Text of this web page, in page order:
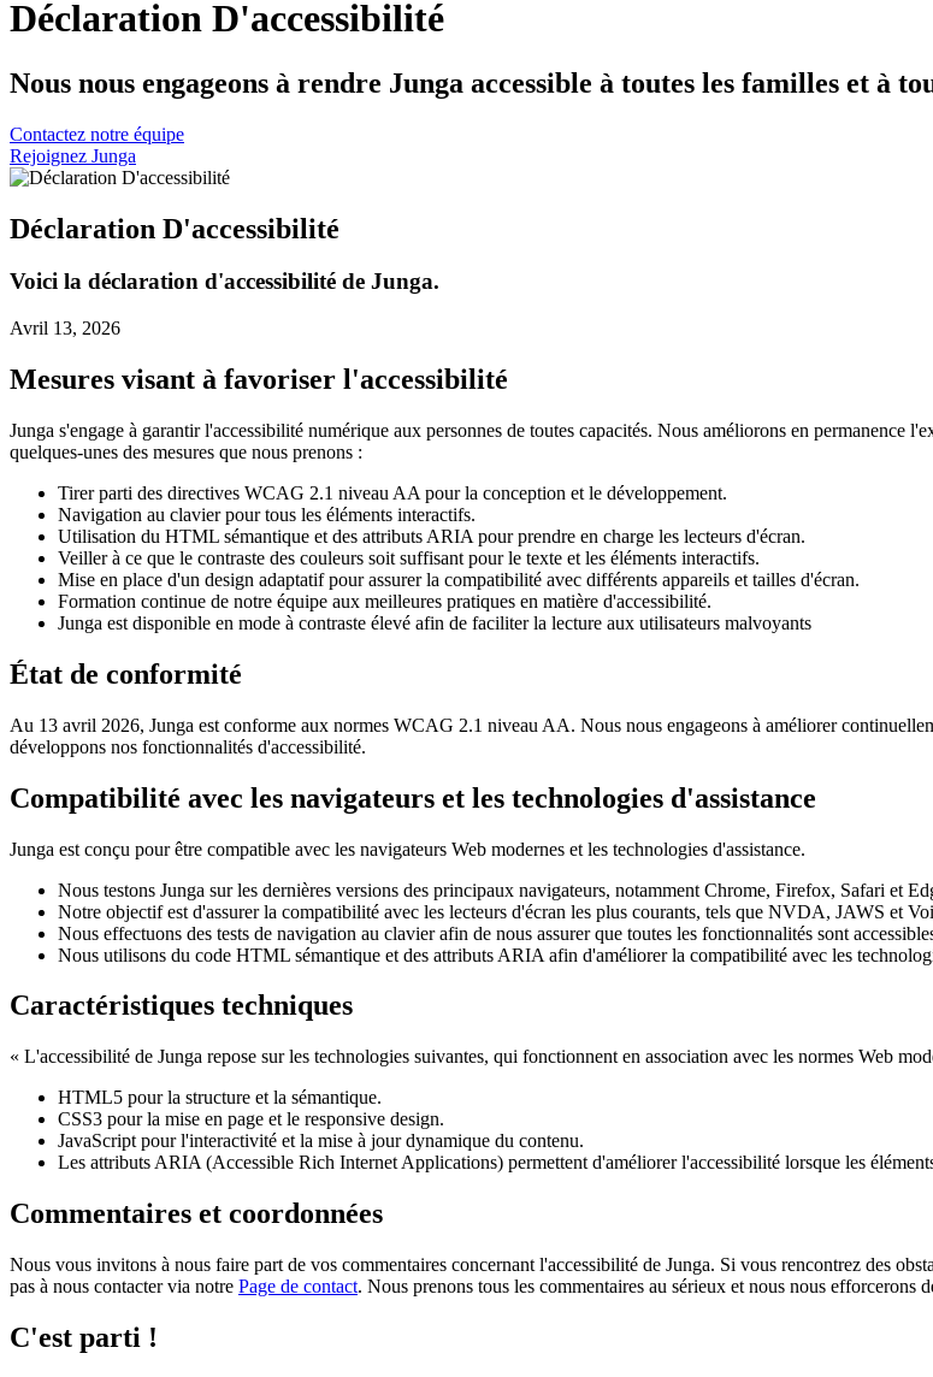
Déclaration D'accessibilité
Nous nous engageons à rendre Junga accessible à toutes les familles et à
Contactez notre équipe
Rejoignez Junga
Déclaration D'accessibilité
Voici la déclaration d'accessibilité de Junga.
Avril 13, 2026
Mesures visant à favoriser l'accessibilité
Junga s'engage à garantir l'accessibilité numérique aux personnes de toutes capacités. Nous améliorons en permanence
quelques-unes des mesures que nous prenons :
Tirer parti des directives WCAG 2.1 niveau AA pour la conception et le développement.
Navigation au clavier pour tous les éléments interactifs.
Utilisation du HTML sémantique et des attributs ARIA pour prendre en charge les lecteurs d'écran.
Veiller à ce que le contraste des couleurs soit suffisant pour le texte et les éléments interactifs.
Mise en place d'un design adaptatif pour assurer la compatibilité avec différents appareils et tailles d'écran.
Formation continue de notre équipe aux meilleures pratiques en matière d'accessibilité.
Junga est disponible en mode à contraste élevé afin de faciliter la lecture aux utilisateurs malvoyants
État de conformité
Au 13 avril 2026, Junga est conforme aux normes WCAG 2.1 niveau AA. Nous nous engageons à améliorer
développons nos fonctionnalités d'accessibilité.
Compatibilité avec les navigateurs et les technologies d'assistance
Junga est conçu pour être compatible avec les navigateurs Web modernes et les technologies d'assistance.
Nous testons Junga sur les dernières versions des principaux navigateurs, notamment Chrome, Firefox, Safari et
Notre objectif est d'assurer la compatibilité avec les lecteurs d'écran les plus courants, tels que NVDA, JAWS et
Nous effectuons des tests de navigation au clavier afin de nous assurer que toutes les fonctionnalités sont
Nous utilisons du code HTML sémantique et des attributs ARIA afin d'améliorer la compatibilité avec les
Caractéristiques techniques
« L'accessibilité de Junga repose sur les technologies suivantes, qui fonctionnent en association avec les normes Web
HTML5 pour la structure et la sémantique.
CSS3 pour la mise en page et le responsive design.
JavaScript pour l'interactivité et la mise à jour dynamique du contenu.
Les attributs ARIA (Accessible Rich Internet Applications) permettent d'améliorer l'accessibilité lorsque les
Commentaires et coordonnées
Nous vous invitons à nous faire part de vos commentaires concernant l'accessibilité de Junga. Si vous rencontrez des
pas à nous contacter via notre Page de contact. Nous prenons tous les commentaires au sérieux et nous nous efforcerons
C'est parti !